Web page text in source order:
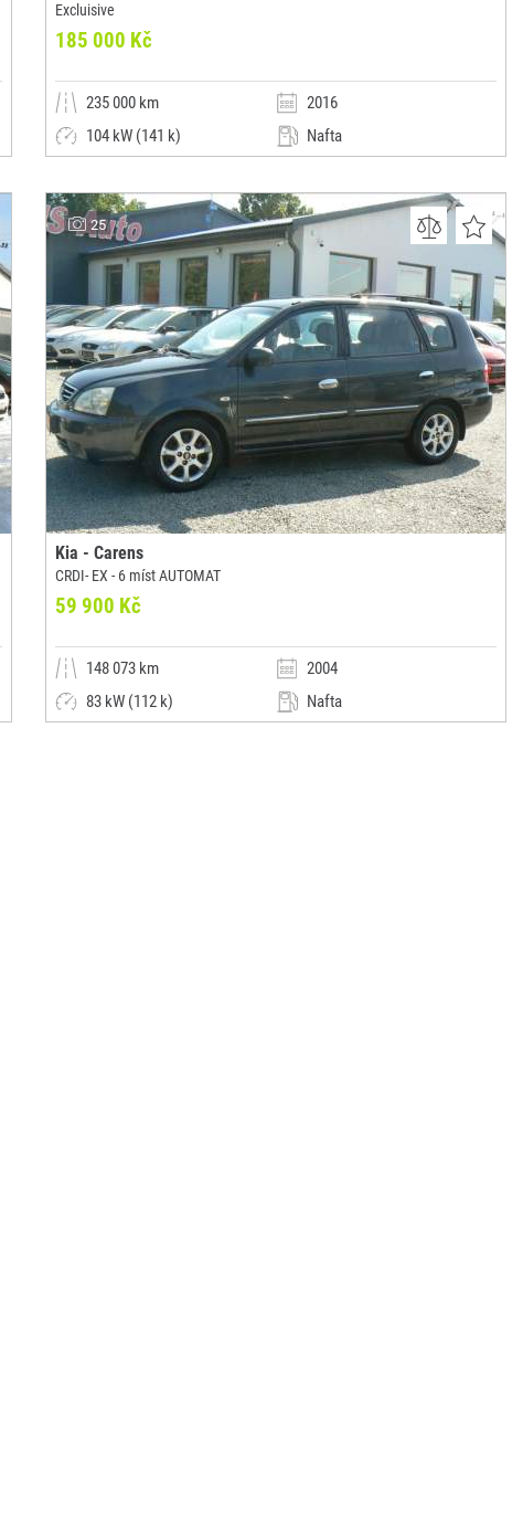
Excluisive
185 000 Kč
235 000 km
2016
104 kW (141 k)
Nafta
AUTO NEZA s.r.o.
Pelhřimov
(0x)
25
Kia - Carens
CRDI- EX - 6 míst AUTOMAT
59 900 Kč
148 073 km
2004
83 kW (112 k)
Nafta